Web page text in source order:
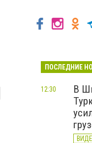
ПОСЛЕДНИЕ
В
12:30